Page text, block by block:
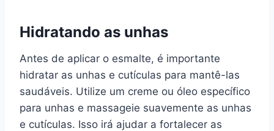
Hidratando as unhas
Antes de aplicar o esmalte, é importante
hidratar as unhas e cutículas para mantê-las
saudáveis. Utilize um creme ou óleo específico
para unhas e massageie suavemente as unhas
e cutículas. Isso irá ajudar a fortalecer as